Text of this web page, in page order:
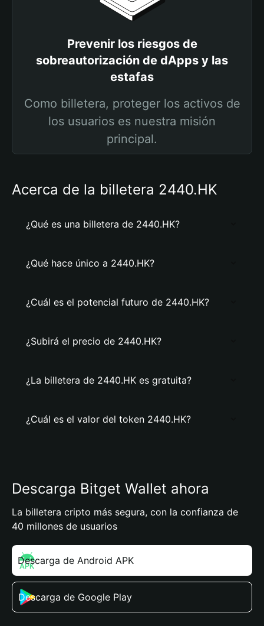
Prevenir los riesgos de
sobreautorización de dApps y las
estafas
Como billetera, proteger los activos de
los usuarios es nuestra misión
principal.
Acerca de la billetera 2440.HK
¿Qué es una billetera de 2440.HK?
¿Qué hace único a 2440.HK?
¿Cuál es el potencial futuro de 2440.HK?
¿Subirá el precio de 2440.HK?
¿La billetera de 2440.HK es gratuita?
¿Cuál es el valor del token 2440.HK?
Descarga Bitget Wallet ahora
La billetera cripto más segura, con la confianza de
40 millones de usuarios
Descarga de Android APK
Descarga de Google Play